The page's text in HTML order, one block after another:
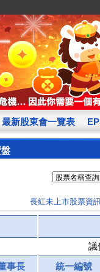
最新股東會一覽表
長紅未上市股票資
議
事長 統一編號